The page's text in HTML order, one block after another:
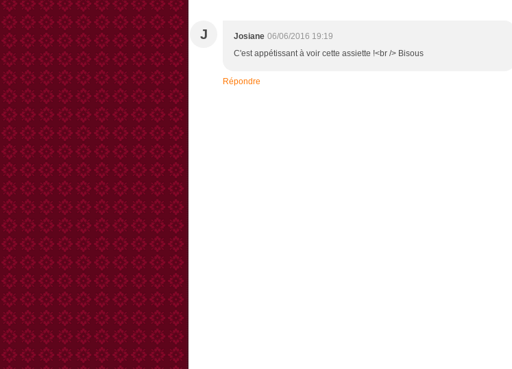
J Josiane 06/06/2016 19:19
C'est appétissant à voir cette assiette !<br /> Bisous
Répondre